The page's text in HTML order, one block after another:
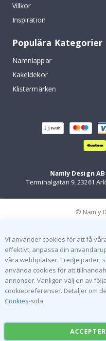
Villkor
Inspiration
Populära Kategorier
Namnlappar
Kakeldekor
Klistermärken
Namly Design AB
Terminalgatan 9, 23261
© Namly
Vi använder cookies för att få
effektivt, anpassa din
våra webbplatser. Tredje parter,
använda cookies för att
annonser. Vänligen välj en av
cookiepreferenser. Detaljer om
Cookies-sida.